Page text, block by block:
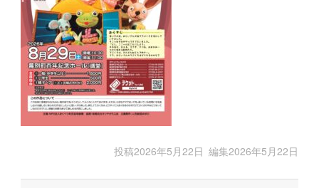
投稿2026年5月22日 編集2026年5月22日